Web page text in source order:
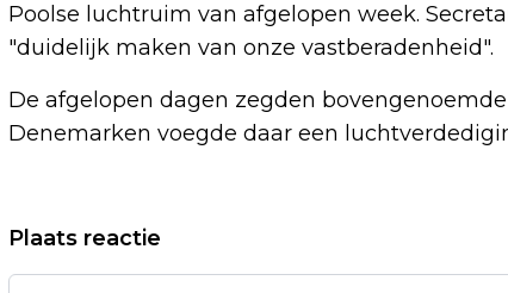
Poolse luchtruim van afgelopen week.
"duidelijk maken van onze vastberadenheid".
De afgelopen dagen zegden
Denemarken voegde daar een
Vorig artikel
NEIL YOUNG & THE CHROME HEARTS
Plaats reactie